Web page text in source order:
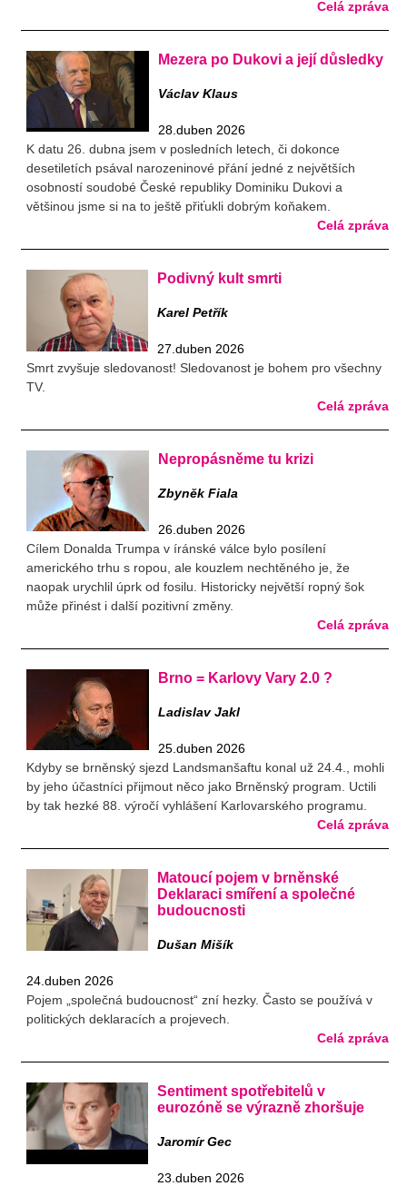
Celá zpráva
Mezera po Dukovi a její důsledky
Václav Klaus
28.duben 2026
K datu 26. dubna jsem v posledních letech, či dokonce
desetiletích psával narozeninové přání jedné z největších
osobností soudobé České republiky Dominiku Dukovi a
většinou jsme si na to ještě přiťukli dobrým koňakem.
Celá zpráva
Podivný kult smrti
Karel Petřík
27.duben 2026
Smrt zvyšuje sledovanost! Sledovanost je bohem pro všechny
TV.
Celá zpráva
Nepropásněme tu krizi
Zbyněk Fiala
26.duben 2026
Cílem Donalda Trumpa v íránské válce bylo posílení
amerického trhu s ropou, ale kouzlem nechtěného je, že
naopak urychlil úprk od fosilu. Historicky největší ropný šok
může přinést i další pozitivní změny.
Celá zpráva
Brno = Karlovy Vary 2.0 ?
Ladislav Jakl
25.duben 2026
Kdyby se brněnský sjezd Landsmanšaftu konal už 24.4., mohli
by jeho účastníci přijmout něco jako Brněnský program. Uctili
by tak hezké 88. výročí vyhlášení Karlovarského programu.
Celá zpráva
Matoucí pojem v brněnské
Deklaraci smíření a společné
budoucnosti
Dušan Mišík
24.duben 2026
Pojem „společná budoucnost“ zní hezky. Často se používá v
politických deklaracích a projevech.
Celá zpráva
Sentiment spotřebitelů v
eurozóně se výrazně zhoršuje
Jaromír Gec
23.duben 2026